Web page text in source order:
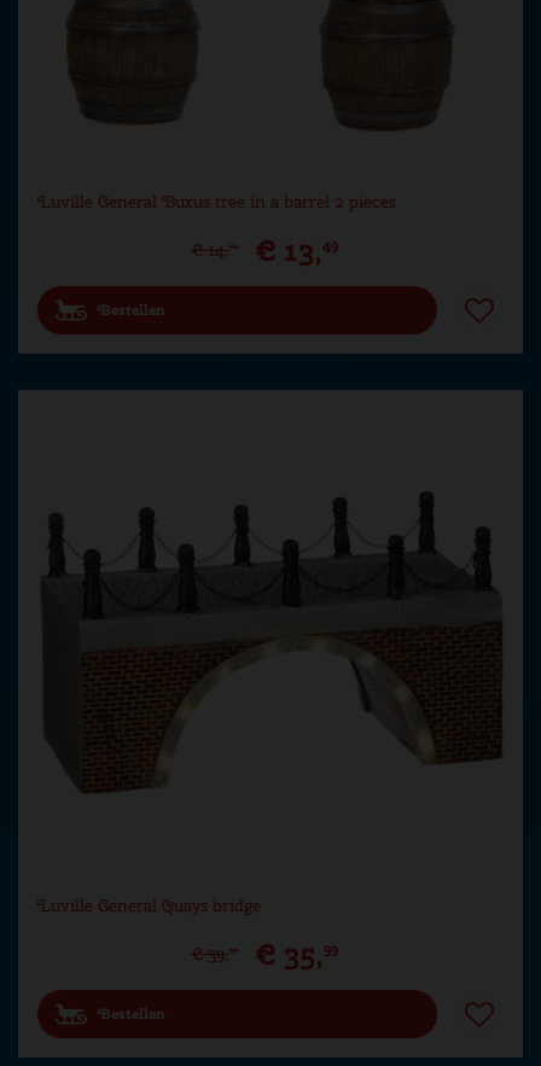
Luville General Buxus tree in a barrel 2 pieces
€ 14,99 € 13,49
Bestellen
Luville General Quays bridge
€ 39,99 € 35,99
Bestellen